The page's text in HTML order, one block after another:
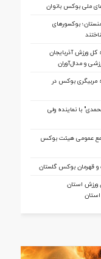
ملی بوکس بانوان
بوکسورهای
کل ورزش آذربایجان
و مدال‌آوران
مربیگری بوکس در
با نماینده ولی
عمومی هیئت بوکس
قهرمان بوکس گلستان
ورزش استان